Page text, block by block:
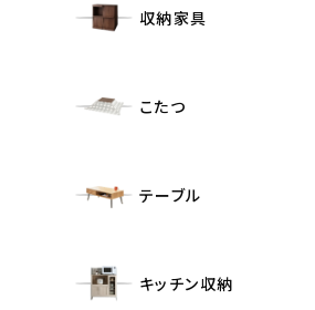
収納家具
こたつ
テーブル
キッチン収納